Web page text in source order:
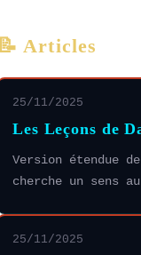
📝 Articles
25/11/2025
Les Leçons de
Version étendue
cherche un sens
25/11/2025